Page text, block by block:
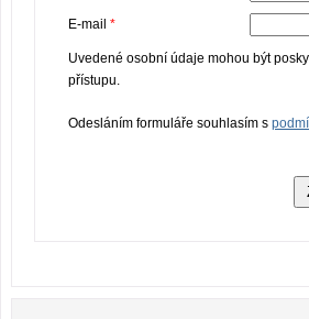
E-mail
Uvedené osobní údaje mohou být
přístupu.
Odesláním formuláře souhlasím s